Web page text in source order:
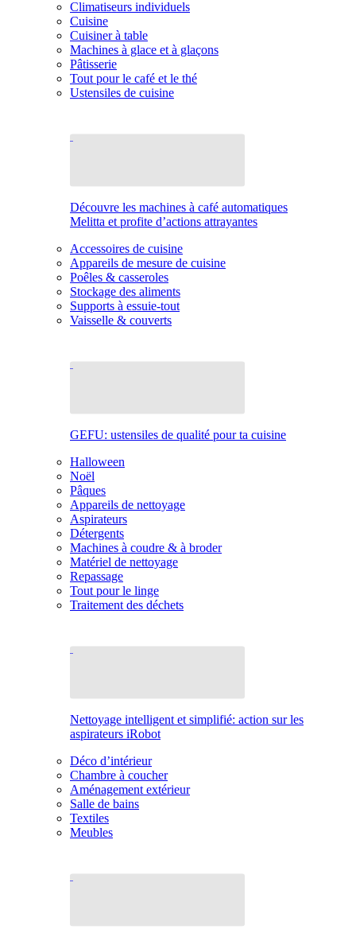
Climatiseurs individuels
Cuisine
Cuisiner à table
Machines à glace et à glaçons
Pâtisserie
Tout pour le café et le thé
Ustensiles de cuisine
Découvre les machines à café automatiques
Melitta et profite d’actions attrayantes
Accessoires de cuisine
Appareils de mesure de cuisine
Poêles & casseroles
Stockage des aliments
Supports à essuie-tout
Vaisselle & couverts
GEFU: ustensiles de qualité pour ta cuisine
Halloween
Noël
Pâques
Appareils de nettoyage
Aspirateurs
Détergents
Machines à coudre & à broder
Matériel de nettoyage
Repassage
Tout pour le linge
Traitement des déchets
Nettoyage intelligent et simplifié: action sur les
aspirateurs iRobot
Déco d’intérieur
Chambre à coucher
Aménagement extérieur
Salle de bains
Textiles
Meubles